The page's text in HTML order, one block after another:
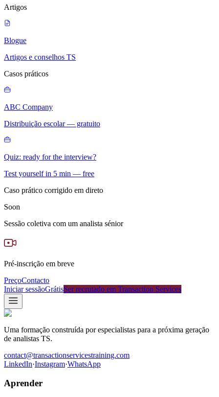
Artigos
Blogue
Artigos e conselhos TS
Casos práticos
ABC Company
Distribuição escolar — gratuito
Quiz: ready for the interview?
Test yourself in 5 min — free
Caso prático corrigido em direto
Soon
Sessão coletiva com um analista sénior
Pré-inscrição em breve
PreçoContacto
Iniciar sessãoGrátisSer recrutado em Transaction Services
Uma formação construída por especialistas para a próxima geração
de analistas TS.
contact@transactionservicestraining.com
LinkedIn·Instagram·WhatsApp
Aprender